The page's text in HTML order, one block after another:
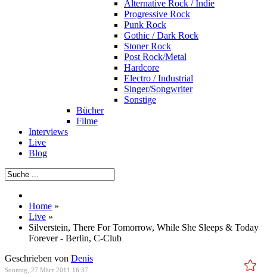
Alternative Rock / Indie
Progressive Rock
Punk Rock
Gothic / Dark Rock
Stoner Rock
Post Rock/Metal
Hardcore
Electro / Industrial
Singer/Songwriter
Sonstige
Bücher
Filme
Interviews
Live
Blog
Home »
Live »
Silverstein, There For Tomorrow, While She Sleeps & Today
Forever - Berlin, C-Club
Geschrieben von Denis
Sonntag, 27 März 2011 16:37